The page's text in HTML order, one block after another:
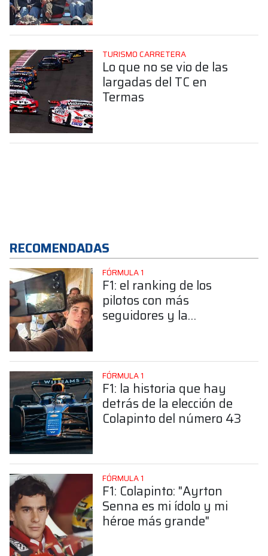
TURISMO CARRETERA
Lo que no se vio de las
largadas del TC en
Termas
RECOMENDADAS
FÓRMULA 1
F1: el ranking de los
pilotos con más
seguidores y la
FÓRMULA 1
F1: la historia que hay
detrás de la elección de
Colapinto del número 43
FÓRMULA 1
F1: Colapinto: "Ayrton
Senna es mi ídolo y mi
héroe más grande"